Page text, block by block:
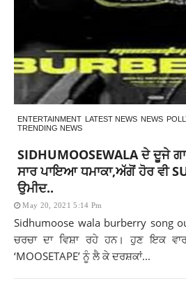
ENTERTAINMENT LATEST NEWS NEWS
TRENDING NEWS
SIDHUMOOSEWALA ਦੇ ਦੂਜੇ
ਸਾਰ ਪਾਇਆ ਧਮਾਕਾ,ਅੱਗੋਂ ਹੋਰ ਵੀ
ਉਮੀਦ..
May 20, 2021 5:14 Pm
Sidhumoose wala burberry song
ਚਰਚਾ ਦਾ ਵਿਸ਼ਾ ਰਹੇ ਹਨ। ਹੁਣ ਇਕ
‘MOOSETAPE’ ਨੂੰ ਲੈ ਕੇ ਦਰਸ਼ਕਾਂ...